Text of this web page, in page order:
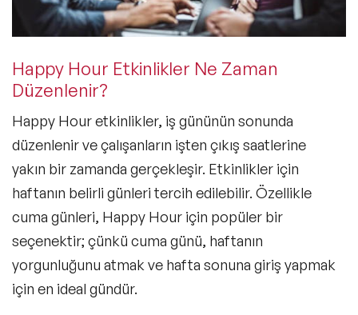
Happy Hour Etkinlikler Ne Zaman
Düzenlenir?
Happy Hour etkinlikler, iş gününün sonunda
düzenlenir ve çalışanların işten çıkış saatlerine
yakın bir zamanda gerçekleşir. Etkinlikler için
haftanın belirli günleri tercih edilebilir. Özellikle
cuma günleri, Happy Hour için popüler bir
seçenektir; çünkü cuma günü, haftanın
yorgunluğunu atmak ve hafta sonuna giriş yapmak
için en ideal gündür.